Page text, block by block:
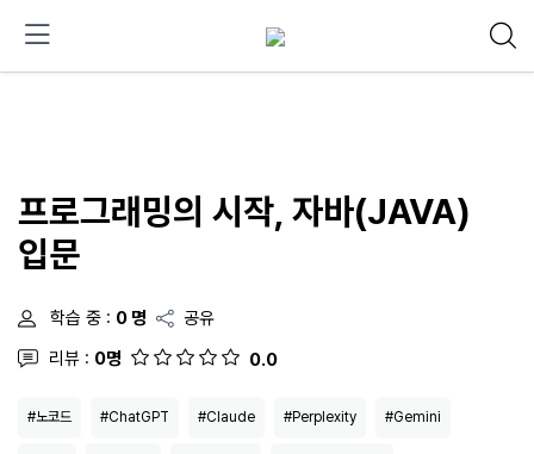
프로그래밍의 시작, 자바(JAVA)
입문
학습 중 : 0 명
공유
리뷰 : 0명 0.0
#노코드 #ChatGPT #Claude #Perplexity #Gemini